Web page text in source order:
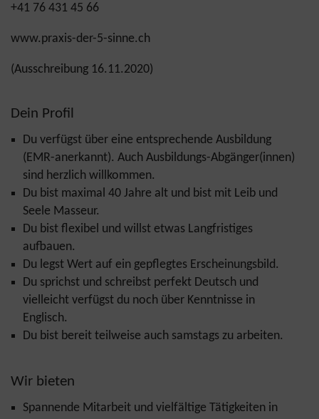
+41 76 431 45 66
www.praxis-der-5-sinne.ch
(Ausschreibung 16.11.2020)
Dein Profil
Du verfügst über eine entsprechende Ausbildung
(EMR-anerkannt). Auch Ausbildungs-Abgänger(innen)
sind herzlich willkommen.
Du bist maximal 40 Jahre alt und bist mit Leib und
Seele Masseur.
Du bist flexibel und willst etwas Langfristiges
aufbauen.
Du legst Wert auf ein gepflegtes Erscheinungsbild.
Du sprichst und schreibst perfekt Deutsch und
vielleicht verfügst du noch über Kenntnisse in
Englisch.
Du bist bereit teilweise auch samstags zu arbeiten.
Wir bieten
Spannende Mitarbeit und vielfältige Tätigkeiten in